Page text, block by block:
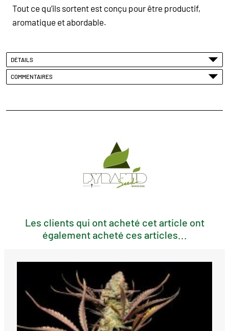
Tout ce qu’ils sortent est conçu pour être productif,
aromatique et abordable.
DÉTAILS
COMMENTAIRES
Les clients qui ont acheté cet article ont
également acheté ces articles...